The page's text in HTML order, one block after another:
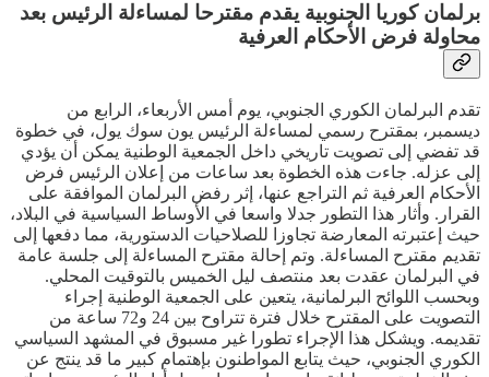
برلمان كوريا الجنوبية يقدم مقترحا لمساءلة الرئيس بعد
محاولة فرض الأحكام العرفية
تقدم البرلمان الكوري الجنوبي، يوم أمس الأربعاء، الرابع من
ديسمبر، بمقترح رسمي لمساءلة الرئيس يون سوك يول، في خطوة
قد تفضي إلى تصويت تاريخي داخل الجمعية الوطنية يمكن أن يؤدي
إلى عزله. جاءت هذه الخطوة بعد ساعات من إعلان الرئيس فرض
الأحكام العرفية ثم التراجع عنها، إثر رفض البرلمان الموافقة على
القرار. وأثار هذا التطور جدلا واسعا في الأوساط السياسية في البلاد،
حيث إعتبرته المعارضة تجاوزا للصلاحيات الدستورية، مما دفعها إلى
تقديم مقترح المساءلة. وتم إحالة مقترح المساءلة إلى جلسة عامة
في البرلمان عقدت بعد منتصف ليل الخميس بالتوقيت المحلي.
وبحسب اللوائح البرلمانية، يتعين على الجمعية الوطنية إجراء
التصويت على المقترح خلال فترة تتراوح بين 24 و72 ساعة من
تقديمه. ويشكل هذا الإجراء تطورا غير مسبوق في المشهد السياسي
الكوري الجنوبي، حيث يتابع المواطنون بإهتمام كبير ما قد ينتج عن